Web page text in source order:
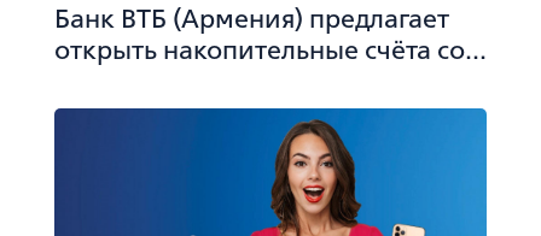
Банк ВТБ (Армения) предлагает
открыть накопительные счёта со...